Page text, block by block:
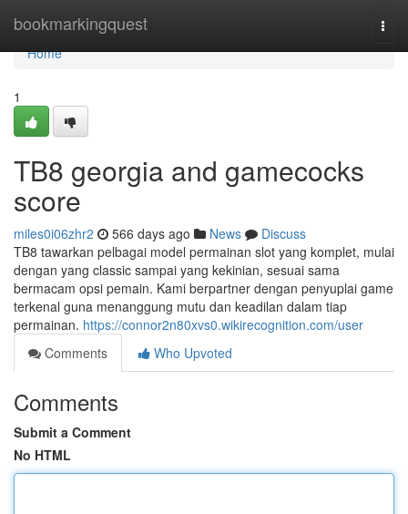
bookmarkingquest
Home
Home
1
TB8 georgia and gamecocks
score
miles0i06zhr2 566 days ago News
Discuss
TB8 tawarkan pelbagai model permainan slot yang komplet, mulai
dengan yang classic sampai yang kekinian, sesuai sama
bermacam opsi pemain. Kami berpartner dengan penyuplai game
terkenal guna menanggung mutu dan keadilan dalam tiap
permainan. https://connor2n80xvs0.wikirecognition.com/user
Comments
Who Upvoted
Comments
Submit a Comment
No HTML